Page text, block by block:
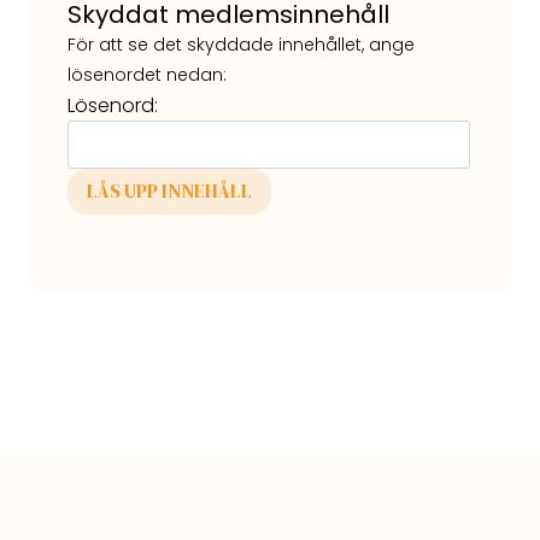
Skyddat medlemsinnehåll
För att se det skyddade innehållet, ange
lösenordet nedan:
Lösenord: